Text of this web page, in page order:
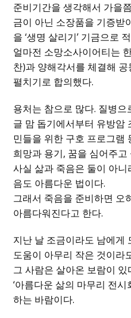
준비기간을 생각해서 가을
금이 아닌 소장품을 기증받
을 ‘생명 살리기’ 기금으로
얼마전 소망소사이어티는
찬)과 양해각서를 체결해
펼치기로 합의했다.
용처는 참으로 많다. 질병
글 맘 돕기에서부터 유방암
민들을 위한 구호 프로그램
희망과 용기, 꿈을 심어주고
사실 삶과 죽음은 둘이 아
음도 아름다운 법이다.
그래서 죽음을 준비하면 오
아름다워진다고 한다.
지난 날 조금이라도 남에게
도움이 아무리 작은 것이라
그 사람은 살아온 보람이 있
‘아름다운 삶의 마무리 전
하는 바람이다.